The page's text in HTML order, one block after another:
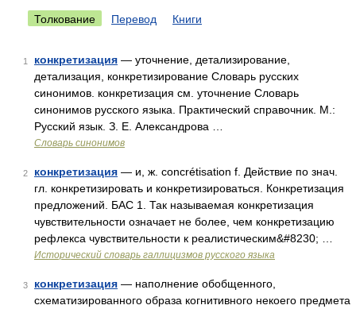
Толкование Перевод Книги
1 конкретизация — уточнение, детализирование,
детализация, конкретизирование Словарь русских
синонимов. конкретизация см. уточнение Словарь
синонимов русского языка. Практический справочник. М.:
Русский язык. З. Е. Александрова …
Словарь синонимов
2 конкретизация — и, ж. concrétisation f. Действие по знач.
гл. конкретизировать и конкретизироваться. Конкретизация
предложений. БАС 1. Так называемая конкретизация
чувствительности означает не более, чем конкретизацию
рефлекса чувствительности к реалистическим&#8230; …
Исторический словарь галлицизмов русского языка
3 конкретизация — наполнение обобщенного,
схематизированного образа когнитивного некоего предмета